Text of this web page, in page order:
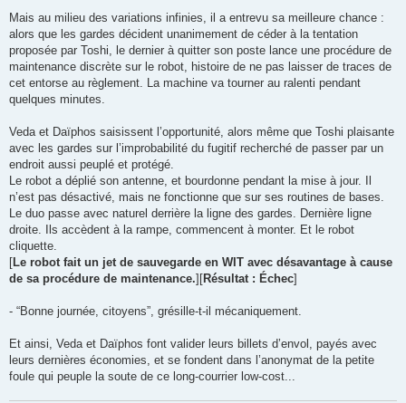
Mais au milieu des variations infinies, il a entrevu sa meilleure chance :
alors que les gardes décident unanimement de céder à la tentation
proposée par Toshi, le dernier à quitter son poste lance une procédure de
maintenance discrète sur le robot, histoire de ne pas laisser de traces de
cet entorse au règlement. La machine va tourner au ralenti pendant
quelques minutes.
Veda et Daïphos saisissent l’opportunité, alors même que Toshi plaisante
avec les gardes sur l’improbabilité du fugitif recherché de passer par un
endroit aussi peuplé et protégé.
Le robot a déplié son antenne, et bourdonne pendant la mise à jour. Il
n’est pas désactivé, mais ne fonctionne que sur ses routines de bases.
Le duo passe avec naturel derrière la ligne des gardes. Dernière ligne
droite. Ils accèdent à la rampe, commencent à monter. Et le robot
cliquette.
[Le robot fait un jet de sauvegarde en WIT avec désavantage à cause
de sa procédure de maintenance.][Résultat : Échec]
- “Bonne journée, citoyens”, grésille-t-il mécaniquement.
Et ainsi, Veda et Daïphos font valider leurs billets d’envol, payés avec
leurs dernières économies, et se fondent dans l’anonymat de la petite
foule qui peuple la soute de ce long-courrier low-cost...